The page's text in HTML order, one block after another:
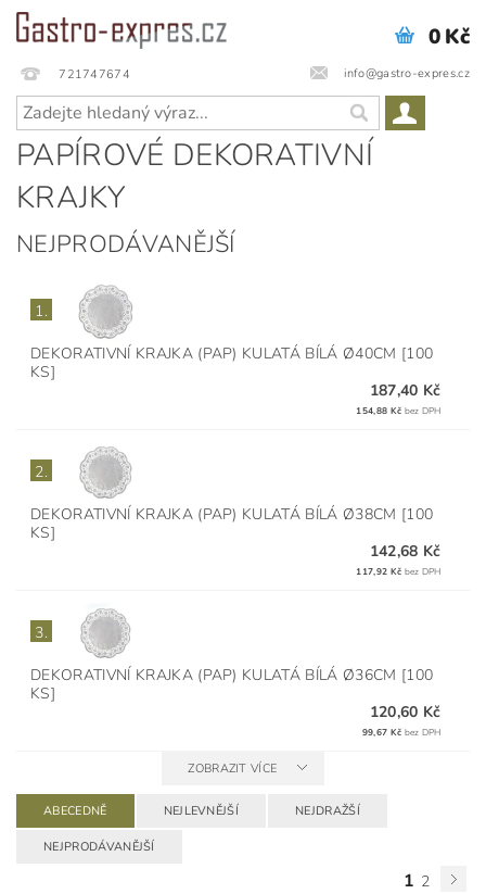
721747674 info@gastro-expres.cz
0 Kč
PAPÍROVÉ DEKORATIVNÍ
KRAJKY
NEJPRODÁVANĚJŠÍ
1.
DEKORATIVNÍ KRAJKA (PAP) KULATÁ BÍLÁ Ø40CM [100
KS]
187,40 Kč
154,88 Kč bez DPH
2.
DEKORATIVNÍ KRAJKA (PAP) KULATÁ BÍLÁ Ø38CM [100
KS]
142,68 Kč
117,92 Kč bez DPH
3.
DEKORATIVNÍ KRAJKA (PAP) KULATÁ BÍLÁ Ø36CM [100
KS]
120,60 Kč
99,67 Kč bez DPH
ZOBRAZIT VÍCE
ABECEDNĚ NEJLEVNĚJŠÍ NEJDRAŽŠÍ
NEJPRODÁVANĚJŠÍ
1 2